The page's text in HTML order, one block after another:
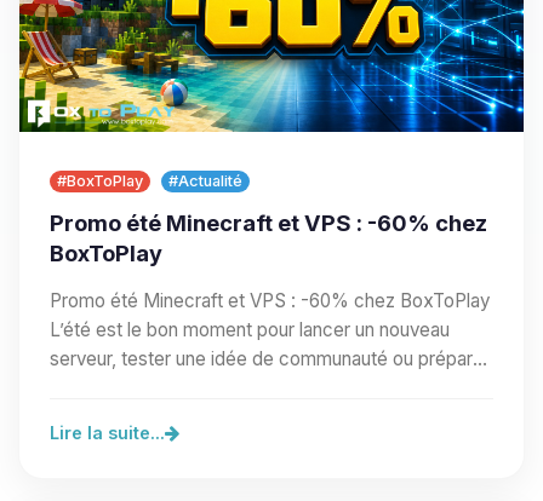
#BoxToPlay #Actualité
Promo été Minecraft et VPS : -60% chez
BoxToPlay
Promo été Minecraft et VPS : -60% chez BoxToPlay
L’été est le bon moment pour lancer un nouveau
serveur, tester une idée de communauté ou préparer
Lire la suite...